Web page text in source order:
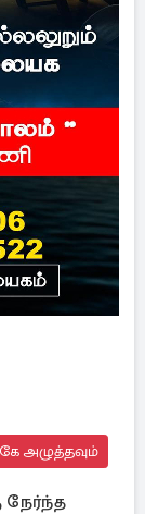
அழுத்தவும்
நேர்ந்த